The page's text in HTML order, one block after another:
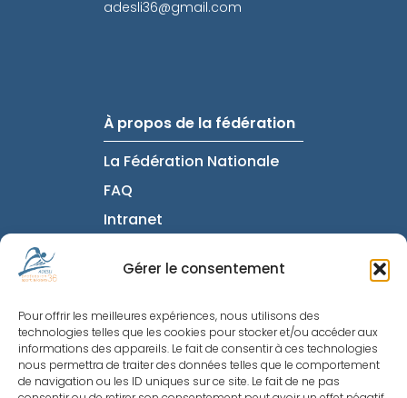
Gérer le consentement
Pour offrir les meilleures expériences, nous utilisons des
technologies telles que les cookies pour stocker et/ou accéder aux
informations des appareils. Le fait de consentir à ces technologies
nous permettra de traiter des données telles que le comportement
de navigation ou les ID uniques sur ce site. Le fait de ne pas
adesli36@gmail.com
À propos de la fédération
La Fédération Nationale
FAQ
Intranet
Informations utiles
Politique de
Confidentialité
Nous contacter